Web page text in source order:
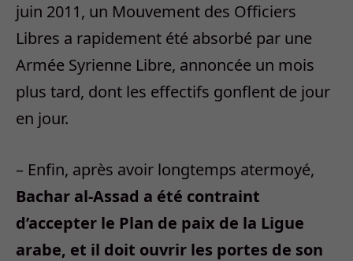
juin 2011, un Mouvement des Officiers
Libres a rapidement été absorbé par une
Armée Syrienne Libre, annoncée un mois
plus tard, dont les effectifs gonflent de jour
en jour.
– Enfin, après avoir longtemps atermoyé,
Bachar al-Assad a été contraint
d’accepter le Plan de paix de la Ligue
arabe, et il doit ouvrir les portes de son